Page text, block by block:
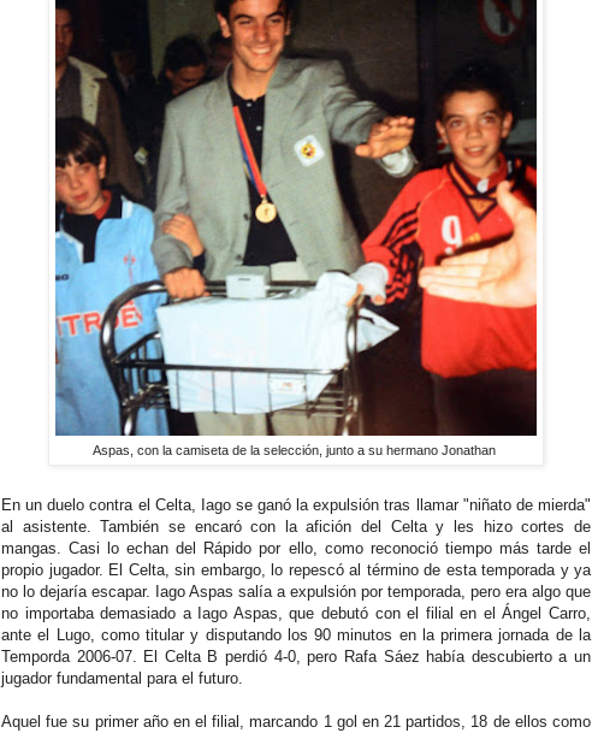
Aspas, con la camiseta de la selección, junto a su hermano Jonathan
En un duelo contra el Celta, Iago se ganó la expulsión tras llamar "niñato de mierda"
al asistente. También se encaró con la afición del Celta y les hizo cortes de
mangas. Casi lo echan del Rápido por ello, como reconoció tiempo más tarde el
propio jugador. El Celta, sin embargo, lo repescó al término de esta temporada y ya
no lo dejaría escapar. Iago Aspas salía a expulsión por temporada, pero era algo que
no importaba demasiado a Iago Aspas, que debutó con el filial en el Ángel Carro,
ante el Lugo, como titular y disputando los 90 minutos en la primera jornada de la
Temporda 2006-07. El Celta B perdió 4-0, pero Rafa Sáez había descubierto a un
jugador fundamental para el futuro.
Aquel fue su primer año en el filial, marcando 1 gol en 21 partidos, 18 de ellos como